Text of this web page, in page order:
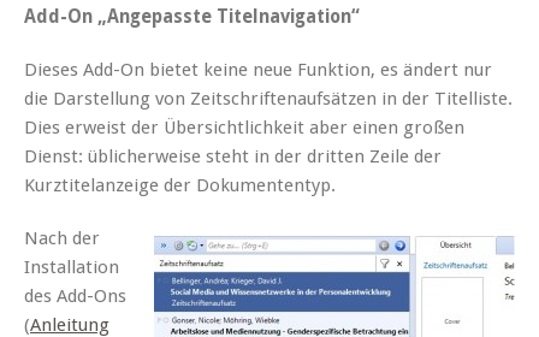
Add-On „Angepasste Titelnavigation“
Dieses Add-On bietet keine neue Funktion, es ändert nur
die Darstellung von Zeitschriftenaufsätzen in der Titelliste.
Dies erweist der Übersichtlichkeit aber einen großen
Dienst: üblicherweise steht in der dritten Zeile der
Kurztitelanzeige der Dokumententyp.
Nach der
Installation
des Add-Ons
(Anleitung